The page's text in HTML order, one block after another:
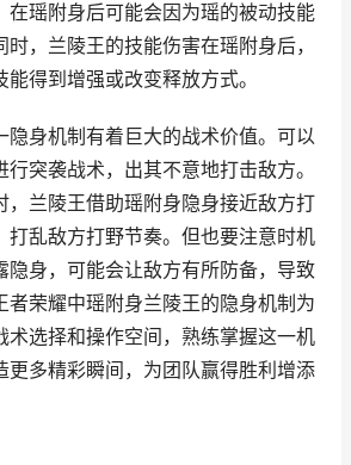
在瑶附身后可能会因为瑶的被动技能
，兰陵王的技能伤害在瑶附身后，
得到增强或改变释放方式。
隐身机制有着巨大的战术价值。可以
突袭战术，出其不意地打击敌方。
，兰陵王借助瑶附身隐身接近敌方打
打乱敌方打野节奏。但也要注意时机
隐身，可能会让敌方有所防备，导致
者荣耀中瑶附身兰陵王的隐身机制为
术选择和操作空间，熟练掌握这一机
更多精彩瞬间，为团队赢得胜利增添